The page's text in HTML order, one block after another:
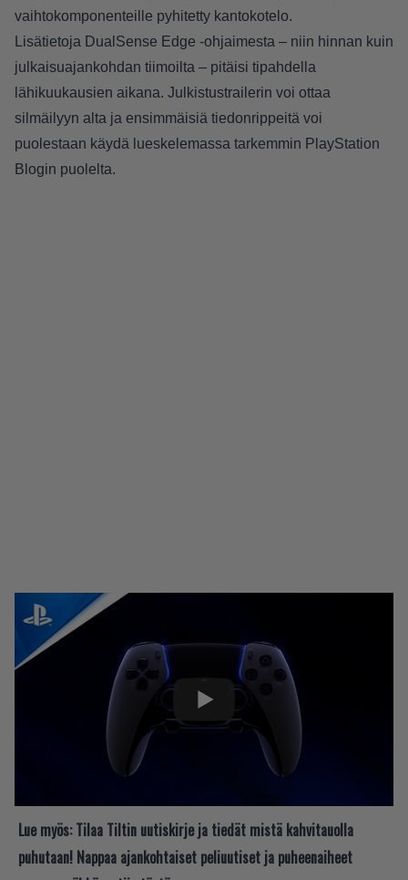
vaihtokomponenteille pyhitetty kantokotelo.
Lisätietoja DualSense Edge -ohjaimesta – niin hinnan kuin
julkaisuajankohdan tiimoilta – pitäisi tipahdella
lähikuukausien aikana. Julkistustrailerin voi ottaa
silmäilyyn alta ja ensimmäisiä tiedonrippeitä voi
puolestaan käydä lueskelemassa tarkemmin PlayStation
Blogin puolelta.
Lue myös: Tilaa Tiltin uutiskirje ja tiedät mistä kahvitauolla
puhutaan! Nappaa ajankohtaiset peliuutiset ja puheenaiheet